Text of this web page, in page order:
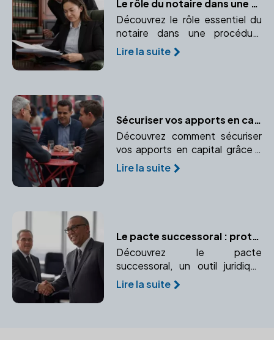
Le rôle du notaire dans une procédure d'adoption
Découvrez le rôle essentiel du
notaire dans une procédure
d'adoption, de la rédaction des
documents à leur validation.
Lire la suite
Sécuriser vos apports en capital : l'importance de faire appel à un notaire
Découvrez comment sécuriser
vos apports en capital grâce à
l'expertise d'un notaire.
Apprenez à protéger vos biens
Lire la suite
Le pacte successoral : protéger un proche ou garantir un accord
Découvrez le pacte
successoral, un outil juridique
permettant d'organiser et de
sécuriser des accords entre
Lire la suite